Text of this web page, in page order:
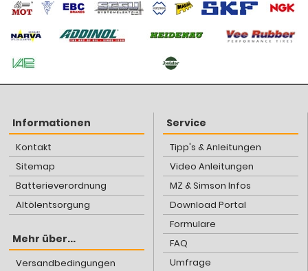
Informationen
Kontakt
Sitemap
Batterieverordnung
Altölentsorgung
Mehr über...
Versandbedingungen
Service
Tipp's & Anleitungen
Video Anleitungen
MZ & Simson Infos
Download Portal
Formulare
FAQ
Umfrage